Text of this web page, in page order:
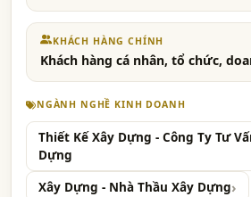
KHÁCH HÀNG CHÍNH
Khách hàng cá nhân, tổ chức,
NGÀNH NGHỀ KINH DOANH
Thiết Kế Xây Dựng - Công Ty Tư
Dựng
Xây Dựng - Nhà Thầu Xây Dựng